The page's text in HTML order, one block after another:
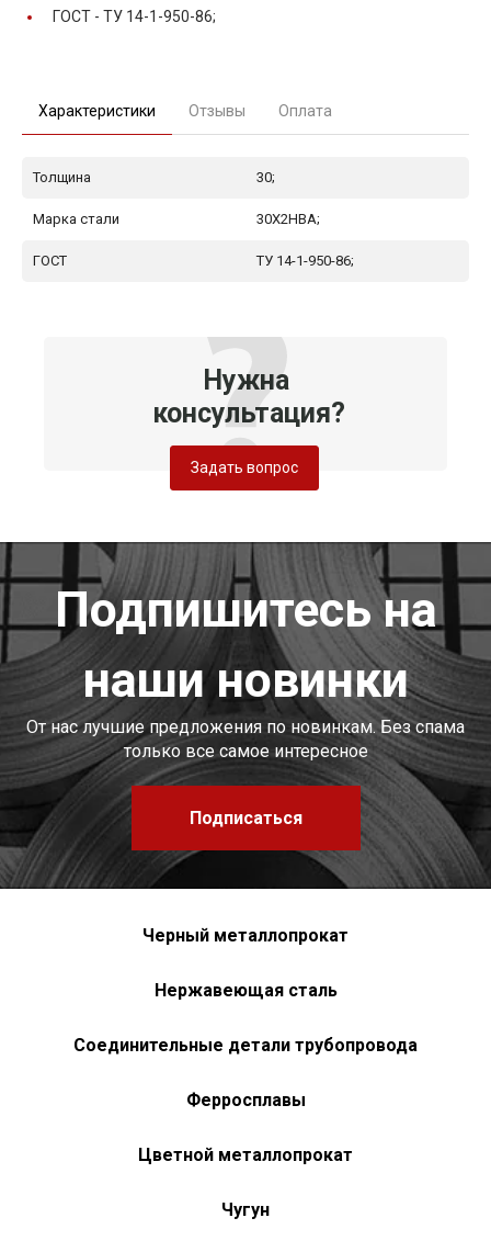
ГОСТ - ТУ 14-1-950-86;
Характеристики Отзывы Оплата
Толщина 30;
Марка стали 30Х2НВА;
ГОСТ ТУ 14-1-950-86;
Нужна
консультация?
Задать вопрос
Подпишитесь на
наши новинки
От нас лучшие предложения по новинкам. Без спама
только все самое интересное
Подписаться
Черный металлопрокат
Нержавеющая сталь
Соединительные детали трубопровода
Ферросплавы
Цветной металлопрокат
Чугун